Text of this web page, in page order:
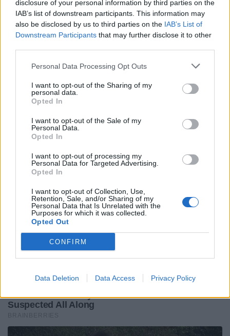
disclosure of your personal information by third parties on the
IAB’s list of downstream participants. This information may
also be disclosed by us to third parties on the IAB’s List of
Downstream Participants that may further disclose it to other
Personal Data Processing Opt Outs
I want to opt-out of the Sharing of my
personal data.
Opted In
I want to opt-out of the Sale of my
Personal Data.
Opted In
I want to opt-out of processing my
Personal Data for Targeted Advertising.
Opted In
I want to opt-out of Collection, Use,
Retention, Sale, and/or Sharing of my
Personal Data that Is Unrelated with the
Purposes for which it was collected.
Opted Out
CONFIRM
Data Deletion Data Access Privacy Policy